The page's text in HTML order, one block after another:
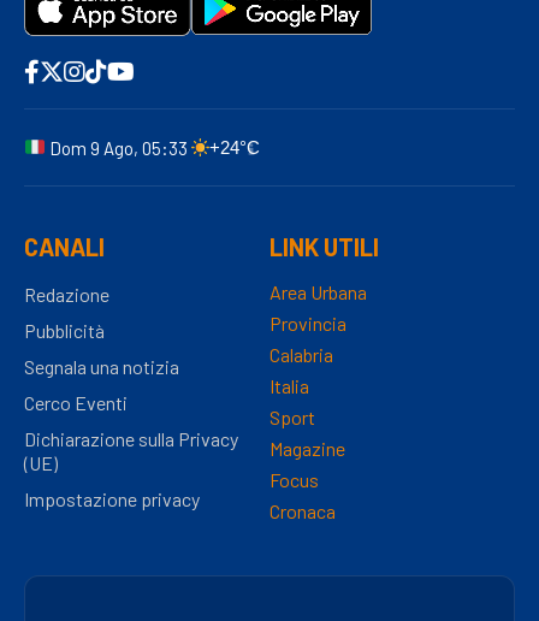
Dom 9 Ago, 05:33 +24°C
CANALI
Redazione
Pubblicità
Segnala una notizia
Cerco Eventi
Dichiarazione sulla Privacy
(UE)
Impostazione privacy
LINK UTILI
Area Urbana
Provincia
Calabria
Italia
Sport
Magazine
Focus
Cronaca